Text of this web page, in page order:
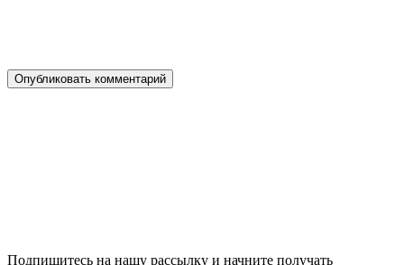
Подпишитесь на нашу рассылку и начните получать